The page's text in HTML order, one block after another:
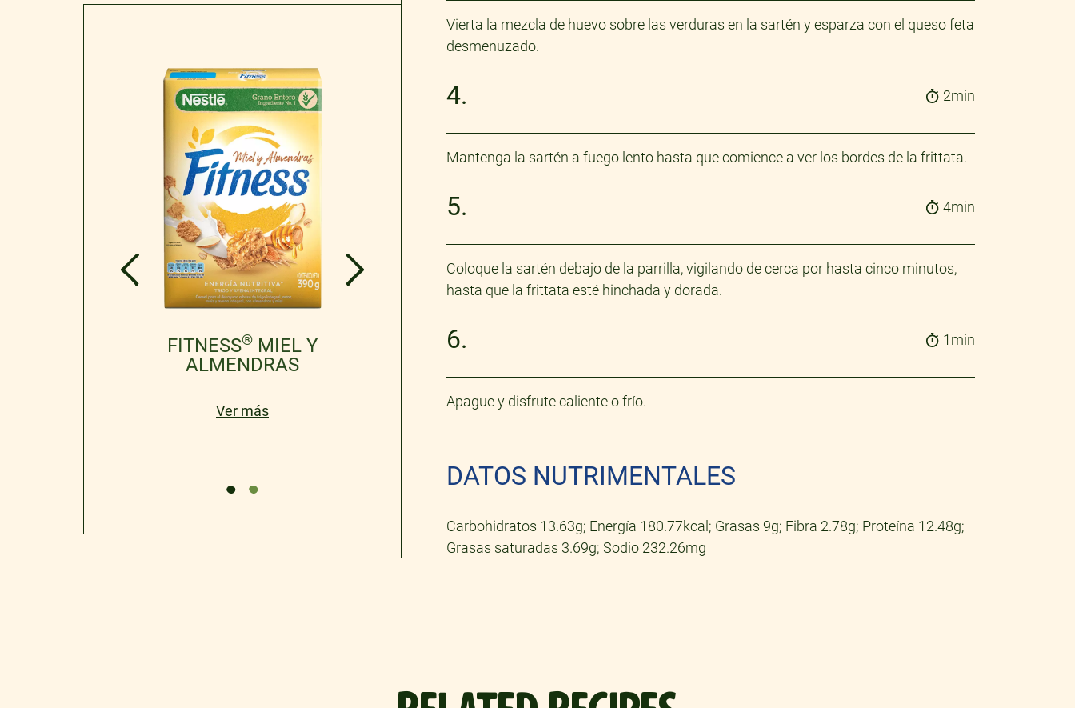
FITNESS® MIEL Y
ALMENDRAS
Ver más
FITNESS
Ver más
FITNESS
Vierta la mezcla de huevo sobre las verduras en la sartén y esparza con el queso feta
desmenuzado.
4. 2min
Mantenga la sartén a fuego lento hasta que comience a ver los bordes de la frittata.
5. 4min
Coloque la sartén debajo de la parrilla, vigilando de cerca por hasta cinco minutos,
hasta que la frittata esté hinchada y dorada.
6. 1min
Apague y disfrute caliente o frío.
DATOS NUTRIMENTALES
Carbohidratos 13.63g; Energía 180.77kcal; Grasas 9g; Fibra 2.78g; Proteína 12.48g;
Grasas saturadas 3.69g; Sodio 232.26mg